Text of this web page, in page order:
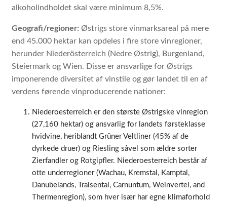
alkoholindholdet skal være minimum 8,5%.
Geografi/regioner: Østrigs store vinmarksareal på mere
end 45.000 hektar kan opdeles i fire store vinregioner,
herunder Niederösterreich (Nedre Østrig), Burgenland,
Steiermark og Wien. Disse er ansvarlige for Østrigs
imponerende diversitet af vinstile og gør landet til en af
verdens førende vinproducerende nationer:
Niederoesterreich er den største Østrigske vinregion
(27,160 hektar) og ansvarlig for landets førsteklasse
hvidvine, heriblandt Grüner Veltliner (45% af de
dyrkede druer) og Riesling såvel som ældre sorter
Zierfandler og Rotgipfler. Niederoesterreich består af
otte underregioner (Wachau, Kremstal, Kamptal,
Danubelands, Traisental, Carnuntum, Weinvertel, and
Thermenregion), som hver især har egne klimaforhold